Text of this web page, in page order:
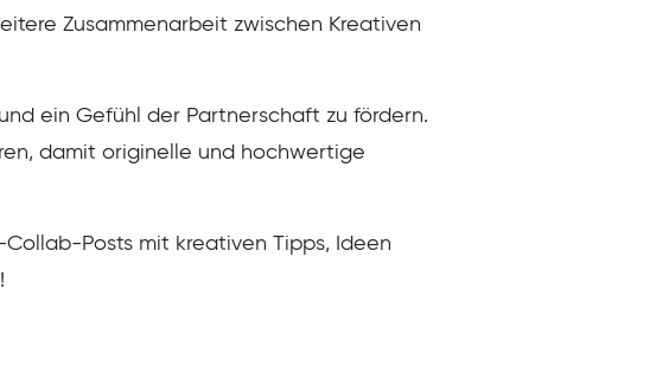
Zusammenarbeit zwischen Kreativen
ein Gefühl der Partnerschaft zu fördern.
damit originelle und hochwertige
Posts mit kreativen Tipps, Ideen